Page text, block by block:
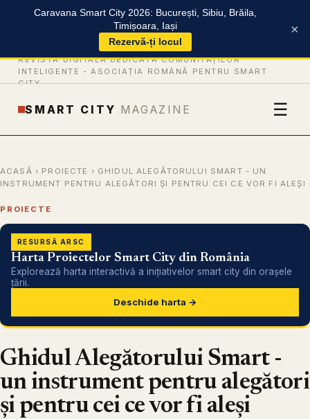
Caravana Smart City 2026: București, Sibiu, Brăila,
Timișoara, Iași
Rezervă-ți locul
×
REVISTĂ DIGITALĂ DEDICATĂ COMUNITĂȚILOR
INTELIGENTE - ASOCIAȚIA ROMÂNĂ PENTRU SMART
CITY
SMART CITY MAGAZINE ☰
ACASĂ › PROIECTE › GHIDUL ALEGĂTORULUI SMART - UN
INSTRUMENT PENTRU ALEGĂTORI ȘI PENTRU CEI CE VOR FI ALEȘI
PROIECTE
RESURSĂ ARSC
Harta Proiectelor Smart City din România
Explorează harta interactivă a inițiativelor smart city din orașele
țării.
Deschide harta →
Ghidul Alegătorului Smart -
un instrument pentru alegători
și pentru cei ce vor fi aleși